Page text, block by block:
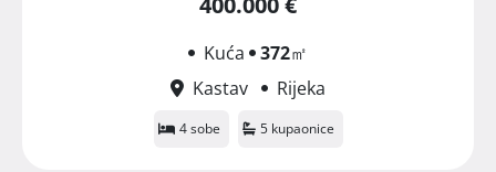
Kuća 372㎡
Kastav
Rijeka
4 sobe 5 kupaonice